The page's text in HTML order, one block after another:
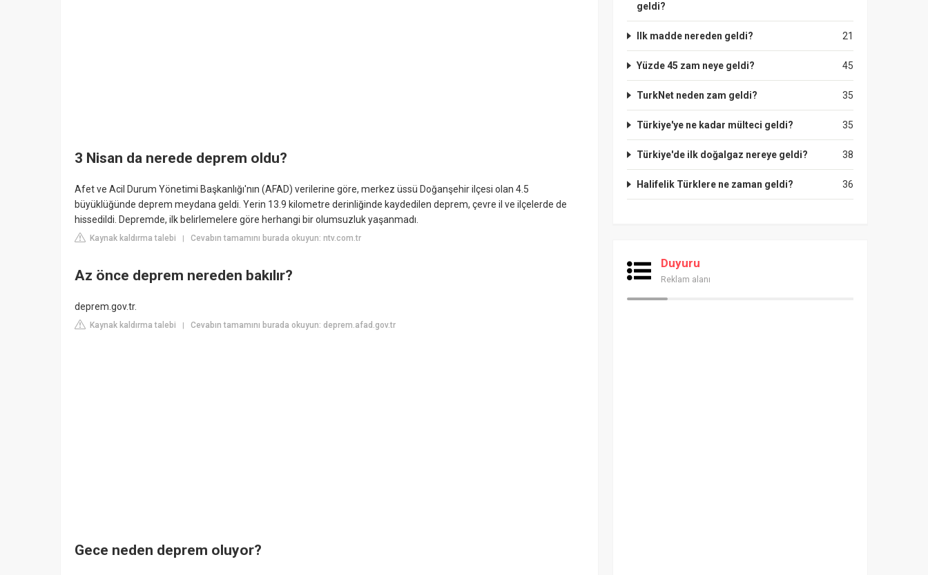
3 Nisan da nerede deprem oldu?
Afet ve Acil Durum Yönetimi Başkanlığı'nın (AFAD) verilerine göre, merkez üssü Doğanşehir ilçesi olan 4.5
büyüklüğünde deprem meydana geldi. Yerin 13.9 kilometre derinliğinde kaydedilen deprem, çevre il ve ilçelerde de
hissedildi. Depremde, ilk belirlemelere göre herhangi bir olumsuzluk yaşanmadı.
Kaynak kaldırma talebi Cevabın tamamını burada okuyun: ntv.com.tr
Az önce deprem nereden bakılır?
deprem.gov.tr.
Kaynak kaldırma talebi Cevabın tamamını burada okuyun: deprem.afad.gov.tr
Gece neden deprem oluyor?
geldi?
21
Ilk madde nereden geldi?
45
Yüzde 45 zam neye geldi?
35
TurkNet neden zam geldi?
35
Türkiye'ye ne kadar mülteci geldi?
38
Türkiye'de ilk doğalgaz nereye geldi?
36
Halifelik Türklere ne zaman geldi?
Duyuru
Reklam alanı